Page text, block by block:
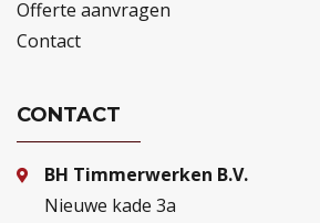
Offerte aanvragen
Contact
CONTACT
BH Timmerwerken B.V.
Nieuwe kade 3a